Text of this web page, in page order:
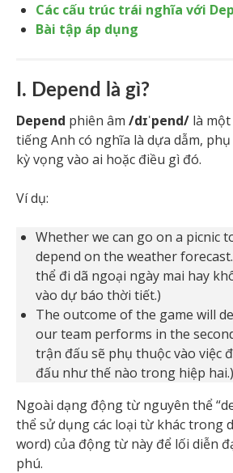
Các cấu trúc trái nghĩa với
Bài tập áp dụng
I. Depend là gì?
Depend phiên âm /dɪˈpend/ là
tiếng Anh có nghĩa là dựa dẫm,
kỳ vọng vào ai hoặc điều gì đó.
Ví dụ:
Whether we can go on a picnic
depend on the weather
thể đi dã ngoại ngày mai hay
vào dự báo thời tiết.)
The outcome of the game will
our team performs in the
trận đấu sẽ phụ thuộc vào việc
đấu như thế nào trong hiệp hai.)
Ngoài dạng động từ nguyên thể
thể sử dụng các loại từ khác trong
word) của động từ này để lối diễn
phú.